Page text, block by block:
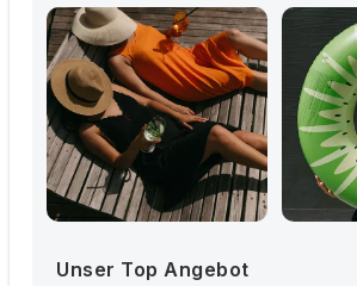
Unser Top Angebot